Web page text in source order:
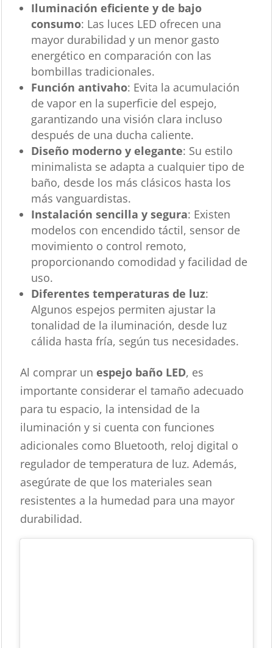
Iluminación eficiente y de bajo
consumo: Las luces LED ofrecen una
mayor durabilidad y un menor gasto
energético en comparación con las
bombillas tradicionales.
Función antivaho: Evita la acumulación
de vapor en la superficie del espejo,
garantizando una visión clara incluso
después de una ducha caliente.
Diseño moderno y elegante: Su estilo
minimalista se adapta a cualquier tipo de
baño, desde los más clásicos hasta los
más vanguardistas.
Instalación sencilla y segura: Existen
modelos con encendido táctil, sensor de
movimiento o control remoto,
proporcionando comodidad y facilidad de
uso.
Diferentes temperaturas de luz:
Algunos espejos permiten ajustar la
tonalidad de la iluminación, desde luz
cálida hasta fría, según tus necesidades.
Al comprar un espejo baño LED, es
importante considerar el tamaño adecuado
para tu espacio, la intensidad de la
iluminación y si cuenta con funciones
adicionales como Bluetooth, reloj digital o
regulador de temperatura de luz. Además,
asegúrate de que los materiales sean
resistentes a la humedad para una mayor
durabilidad.